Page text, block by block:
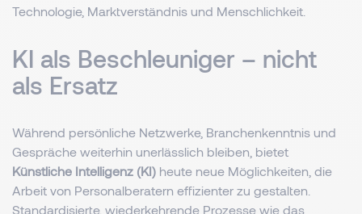
Technologie, Marktverständnis und Menschlichkeit.
KI als Beschleuniger – nicht
als Ersatz
Während persönliche Netzwerke, Branchenkenntnis und
Gespräche weiterhin unerlässlich bleiben, bietet
Künstliche Intelligenz (KI) heute neue Möglichkeiten, die
Arbeit von Personalberatern effizienter zu gestalten.
Standardisierte, wiederkehrende Prozesse wie das